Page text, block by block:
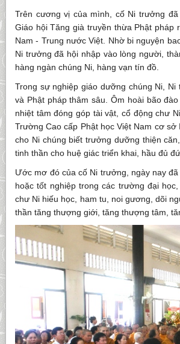
Trên cương vị của mình, cố Ni trưởng
Giáo hội Tăng già truyền thừa Phật pháp
Nam - Trung nước Việt. Nhờ bi nguyện
Ni trưởng đã hội nhập vào lòng người,
hàng ngàn chúng Ni, hàng vạn tín đồ.
Trong sự nghiệp giáo dưỡng chúng Ni,
và Phật pháp thâm sâu. Ôm hoài bão
nhiệt tâm đóng góp tài vật, cổ động chư
Trường Cao cấp Phật học Việt Nam cơ
cho Ni chúng biết trưởng dưỡng thiện
tinh thần cho huệ giác triển khai, hầu đủ
Ước mơ đó của cố Ni trưởng, ngày nay
hoặc tốt nghiệp trong các trường đại
chư Ni hiếu học, ham tu, noi gương, dõi
thần tăng thượng giới, tăng thượng tâm,